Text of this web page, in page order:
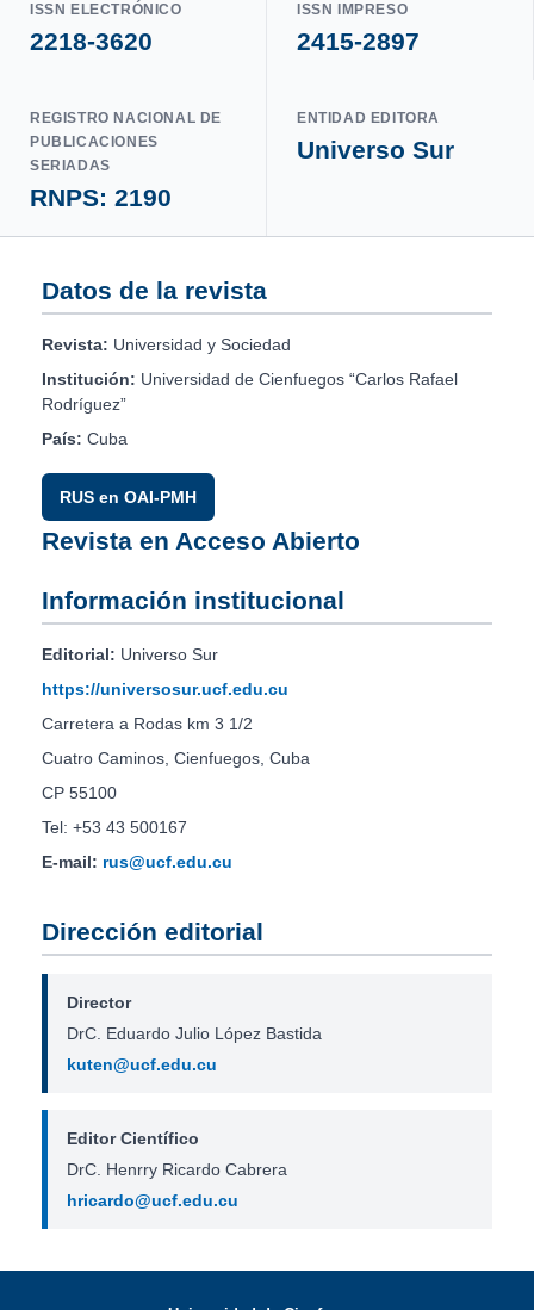
ISSN ELECTRÓNICO
2218-3620
ISSN IMPRESO
2415-2897
REGISTRO NACIONAL DE
PUBLICACIONES
SERIADAS
RNPS: 2190
ENTIDAD EDITORA
Universo Sur
Datos de la revista
Revista: Universidad y Sociedad
Institución: Universidad de Cienfuegos “Carlos Rafael
Rodríguez”
País: Cuba
RUS en OAI-PMH
Revista en Acceso Abierto
Información institucional
Editorial: Universo Sur
https://universosur.ucf.edu.cu
Carretera a Rodas km 3 1/2
Cuatro Caminos, Cienfuegos, Cuba
CP 55100
Tel: +53 43 500167
E-mail: rus@ucf.edu.cu
Dirección editorial
Director
DrC. Eduardo Julio López Bastida
kuten@ucf.edu.cu
Editor Científico
DrC. Henrry Ricardo Cabrera
hricardo@ucf.edu.cu